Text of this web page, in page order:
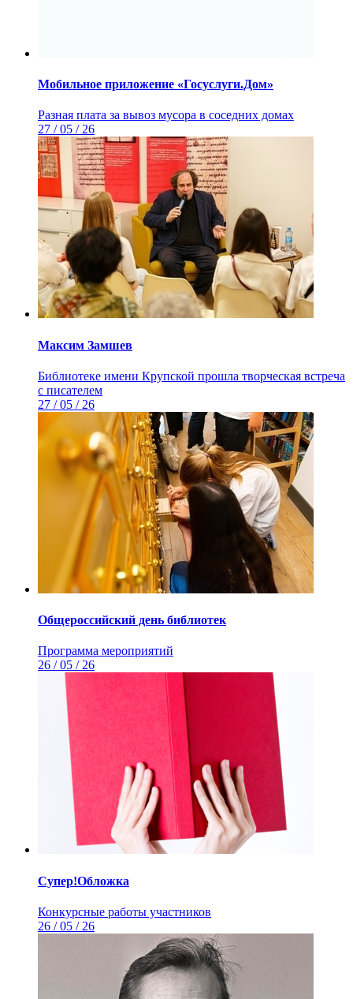
Мобильное приложение «Госуслуги.Дом»
Разная плата за вывоз мусора в соседних домах
27 / 05 / 26
Максим Замшев
Библиотеке имени Крупской прошла творческая встреча
с писателем
27 / 05 / 26
Общероссийский день библиотек
Программа мероприятий
26 / 05 / 26
Супер!Обложка
Конкурсные работы участников
26 / 05 / 26